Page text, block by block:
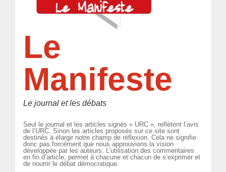
Le
Manifeste
Le journal et les débats
Seul le journal et les articles signés « URC », reflètent l’avis
de l’URC. Sinon les articles proposés sur ce site sont
destinés à élargir notre champ de réflexion. Cela ne signifie
donc pas forcément que nous approuvions la vision
développée par les auteurs. L’utilisation des commentaires
en fin d’article, permet à chacune et chacun de s’exprimer et
de nourrir le débat démocratique.